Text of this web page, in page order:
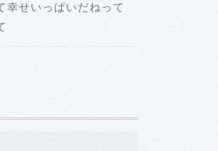
幸せいっぱいだねって